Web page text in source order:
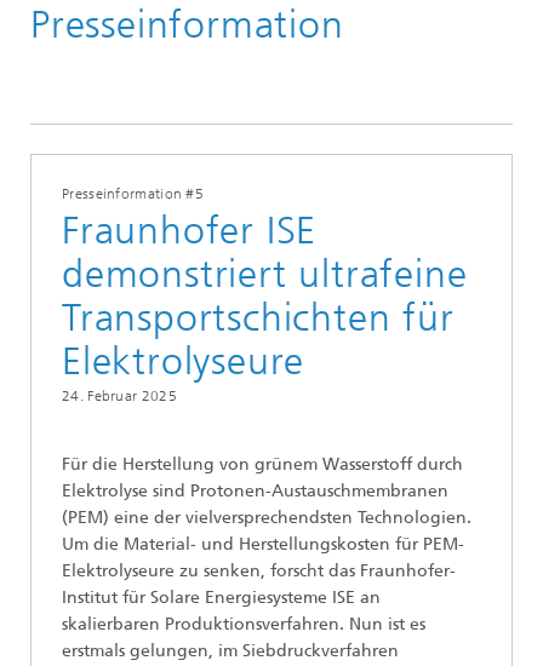
Presseinformation
Presseinformation #5
Fraunhofer ISE
demonstriert ultrafeine
Transportschichten für
Elektrolyseure
24. Februar 2025
Für die Herstellung von grünem Wasserstoff durch
Elektrolyse sind Protonen-Austauschmembranen
(PEM) eine der vielversprechendsten Technologien.
Um die Material- und Herstellungskosten für PEM-
Elektrolyseure zu senken, forscht das Fraunhofer-
Institut für Solare Energiesysteme ISE an
skalierbaren Produktionsverfahren. Nun ist es
erstmals gelungen, im Siebdruckverfahren